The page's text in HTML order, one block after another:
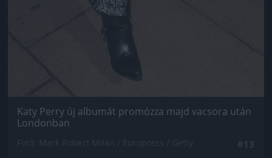
Katy Perry új albumát promózza majd vacsora után
Londonban